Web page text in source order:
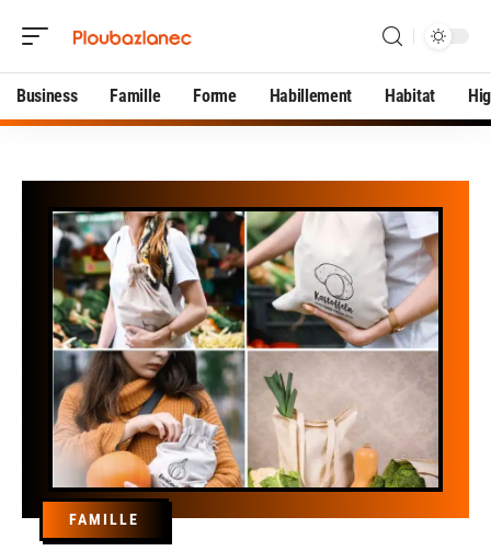
Business Famille Forme Habillement Habitat
FAMILLE